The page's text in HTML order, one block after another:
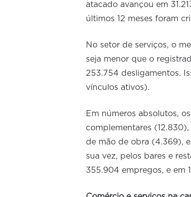
atacado avançou em
últimos 12 meses foram
No setor de serviços, o
seja menor que o
253.754 desligamentos.
vínculos ativos).
Em números absolutos,
complementares
de mão de obra (4.369),
sua vez, pelos bares e
355.904 empregos, e em